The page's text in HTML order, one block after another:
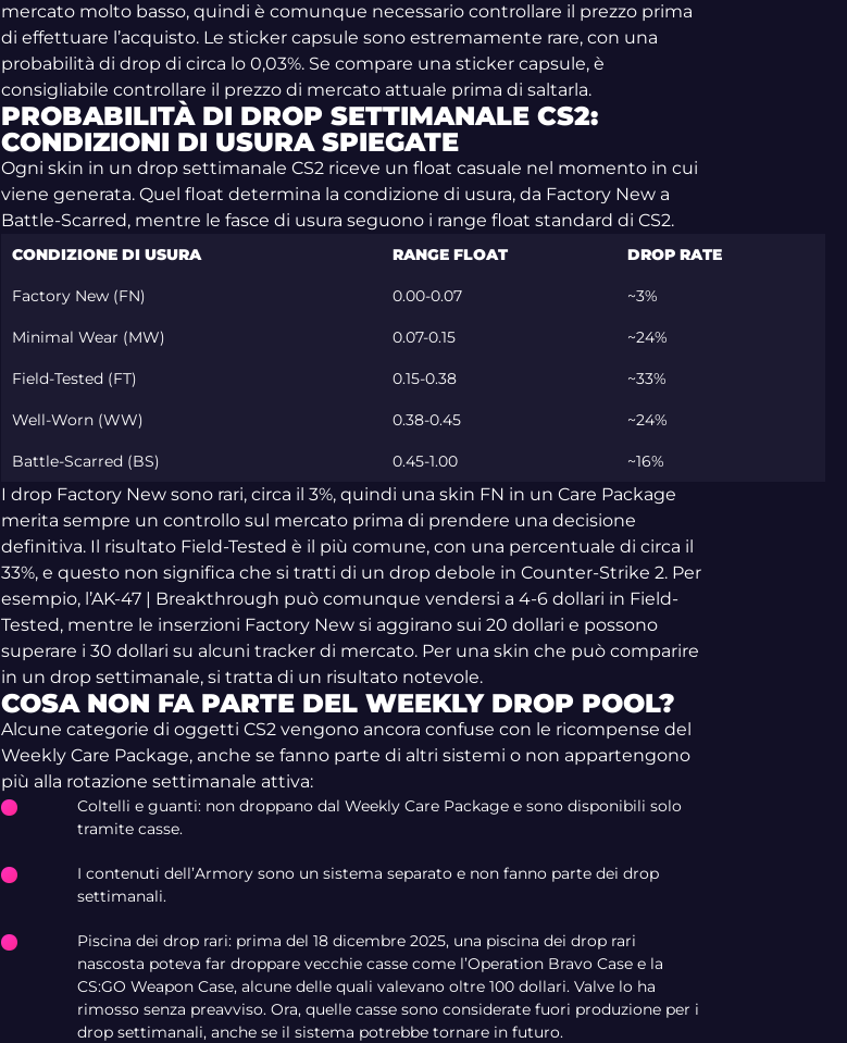
mercato molto basso, quindi è comunque necessario controllare il prezzo prima
di effettuare l’acquisto. Le sticker capsule sono estremamente rare, con una
probabilità di drop di circa lo 0,03%. Se compare una sticker capsule, è
consigliabile controllare il prezzo di mercato attuale prima di saltarla.
PROBABILITÀ DI DROP SETTIMANALE CS2:
CONDIZIONI DI USURA SPIEGATE
Ogni skin in un drop settimanale CS2 riceve un float casuale nel momento in cui
viene generata. Quel float determina la condizione di usura, da Factory New a
Battle-Scarred, mentre le fasce di usura seguono i range float standard di CS2.
CONDIZIONE DI USURA RANGE FLOAT DROP RATE
Factory New (FN) 0.00-0.07 ~3%
Minimal Wear (MW) 0.07-0.15 ~24%
Field-Tested (FT) 0.15-0.38 ~33%
Well-Worn (WW) 0.38-0.45 ~24%
Battle-Scarred (BS) 0.45-1.00 ~16%
I drop Factory New sono rari, circa il 3%, quindi una skin FN in un Care Package
merita sempre un controllo sul mercato prima di prendere una decisione
definitiva. Il risultato Field-Tested è il più comune, con una percentuale di circa il
33%, e questo non significa che si tratti di un drop debole in Counter-Strike 2. Per
esempio, l’AK-47 | Breakthrough può comunque vendersi a 4-6 dollari in Field-
Tested, mentre le inserzioni Factory New si aggirano sui 20 dollari e possono
superare i 30 dollari su alcuni tracker di mercato. Per una skin che può comparire
in un drop settimanale, si tratta di un risultato notevole.
COSA NON FA PARTE DEL WEEKLY DROP POOL?
Alcune categorie di oggetti CS2 vengono ancora confuse con le ricompense del
Weekly Care Package, anche se fanno parte di altri sistemi o non appartengono
più alla rotazione settimanale attiva:
Coltelli e guanti: non droppano dal Weekly Care Package e sono disponibili solo
tramite casse.
I contenuti dell’Armory sono un sistema separato e non fanno parte dei drop
settimanali.
Piscina dei drop rari: prima del 18 dicembre 2025, una piscina dei drop rari
nascosta poteva far droppare vecchie casse come l’Operation Bravo Case e la
CS:GO Weapon Case, alcune delle quali valevano oltre 100 dollari. Valve lo ha
rimosso senza preavviso. Ora, quelle casse sono considerate fuori produzione per i
drop settimanali, anche se il sistema potrebbe tornare in futuro.